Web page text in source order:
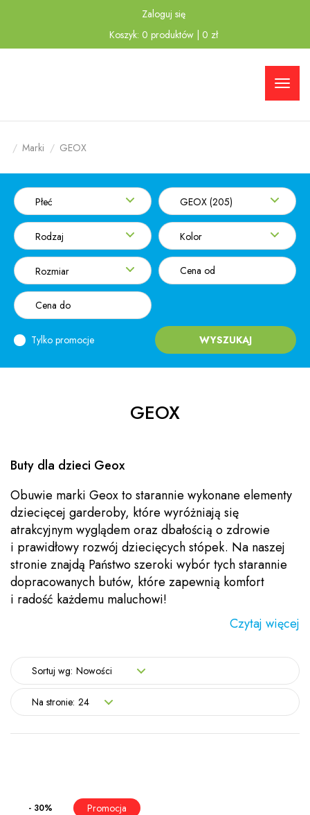
do menu
do
Zaloguj się
Koszyk: 0 produktów 0 zł
Marki GEOX
Płeć GEOX (205)
Rodzaj Kolor
Rozmiar
Tylko promocje WYSZUKAJ
GEOX
Buty dla dzieci Geox
Obuwie marki Geox to starannie wykonane elementy
dziecięcej garderoby, które wyróżniają się
atrakcyjnym wyglądem oraz dbałością o zdrowie
i prawidłowy rozwój dziecięcych stópek. Na naszej
stronie znajdą Państwo szeroki wybór tych starannie
dopracowanych butów, które zapewnią komfort
i radość każdemu maluchowi!
Czytaj więcej
Sortuj wg: Nowości
Na stronie: 24
- 30%